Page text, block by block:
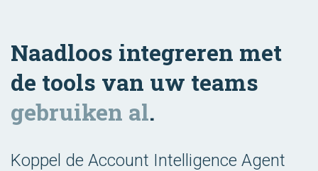
Naadloos integreren met
de tools van uw teams
gebruiken al.
Koppel de Account Intelligence Agent